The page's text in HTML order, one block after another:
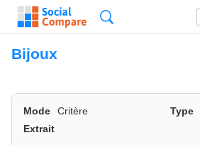
Bijoux
Mode Critère Type
Extrait